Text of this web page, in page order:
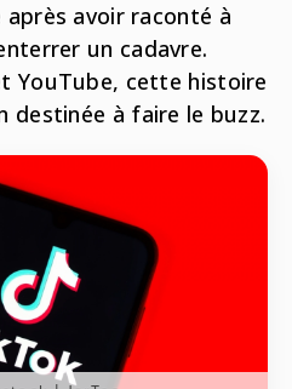
avoir raconté à
un cadavre.
YouTube, cette histoire
destinée à faire le buzz.